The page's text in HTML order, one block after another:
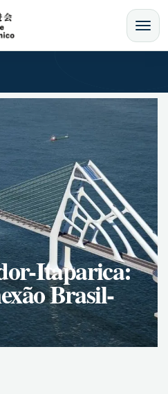
MENU
Itaparica:
Brasil-